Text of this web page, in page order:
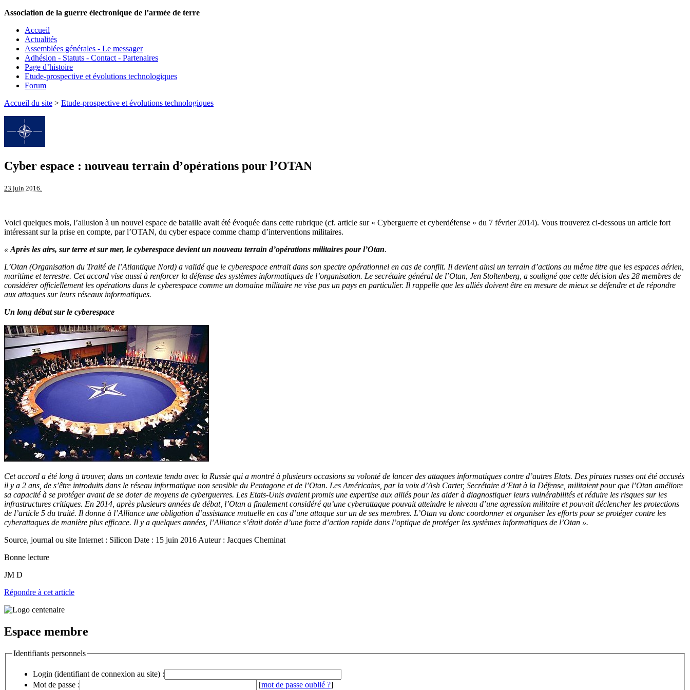
Association de la guerre électronique de l’armée de terre
Accueil
Actualités
Assemblées générales - Le messager
Adhésion - Statuts - Contact - Partenaires
Page d’histoire
Etude-prospective et évolutions technologiques
Forum
Accueil du site > Etude-prospective et évolutions technologiques
Cyber espace : nouveau terrain d’opérations pour l’OTAN
23 juin 2016.
Voici quelques mois, l’allusion à un nouvel espace de bataille avait été évoquée dans cette rubrique (cf. article sur « Cyberguerre et cyberdéfense » du 7 février 2014). Vous trouverez ci-dessous un article fort
intéressant sur la prise en compte, par l’OTAN, du cyber espace comme champ d’interventions militaires.
« Après les airs, sur terre et sur mer, le cyberespace devient un nouveau terrain d’opérations militaires pour l’Otan.
L’Otan (Organisation du Traité de l’Atlantique Nord) a validé que le cyberespace entrait dans son spectre opérationnel en cas de conflit. Il devient ainsi un terrain d’actions au même titre que les espaces aérien,
maritime et terrestre. Cet accord vise aussi à renforcer la défense des systèmes informatiques de l’organisation. Le secrétaire général de l’Otan, Jen Stoltenberg, a souligné que cette décision des 28 membres de
considérer officiellement les opérations dans le cyberespace comme un domaine militaire ne vise pas un pays en particulier. Il rappelle que les alliés doivent être en mesure de mieux se défendre et de répondre
aux attaques sur leurs réseaux informatiques.
Un long débat sur le cyberespace
Cet accord a été long à trouver, dans un contexte tendu avec la Russie qui a montré à plusieurs occasions sa volonté de lancer des attaques informatiques contre d’autres Etats. Des pirates russes ont été accusés
il y a 2 ans, de s’être introduits dans le réseau informatique non sensible du Pentagone et de l’Otan. Les Américains, par la voix d’Ash Carter, Secrétaire d’Etat à la Défense, militaient pour que l’Otan améliore
sa capacité à se protéger avant de se doter de moyens de cyberguerres. Les Etats-Unis avaient promis une expertise aux alliés pour les aider à diagnostiquer leurs vulnérabilités et réduire les risques sur les
infrastructures critiques. En 2014, après plusieurs années de débat, l’Otan a finalement considéré qu’une cyberattaque pouvait atteindre le niveau d’une agression militaire et pouvait déclencher les protections
de l’article 5 du traité. Il donne à l’Alliance une obligation d’assistance mutuelle en cas d’une attaque sur un de ses membres. L’Otan va donc coordonner et organiser les efforts pour se protéger contre les
cyberattaques de manière plus efficace. Il y a quelques années, l’Alliance s’était dotée d’une force d’action rapide dans l’optique de protéger les systèmes informatiques de l’Otan ».
Source, journal ou site Internet : Silicon Date : 15 juin 2016 Auteur : Jacques Cheminat
Bonne lecture
JM D
Répondre à cet article
Espace membre
Identifiants personnels
Login (identifiant de connexion au site) :
Mot de passe :
[mot de passe oublié ?]